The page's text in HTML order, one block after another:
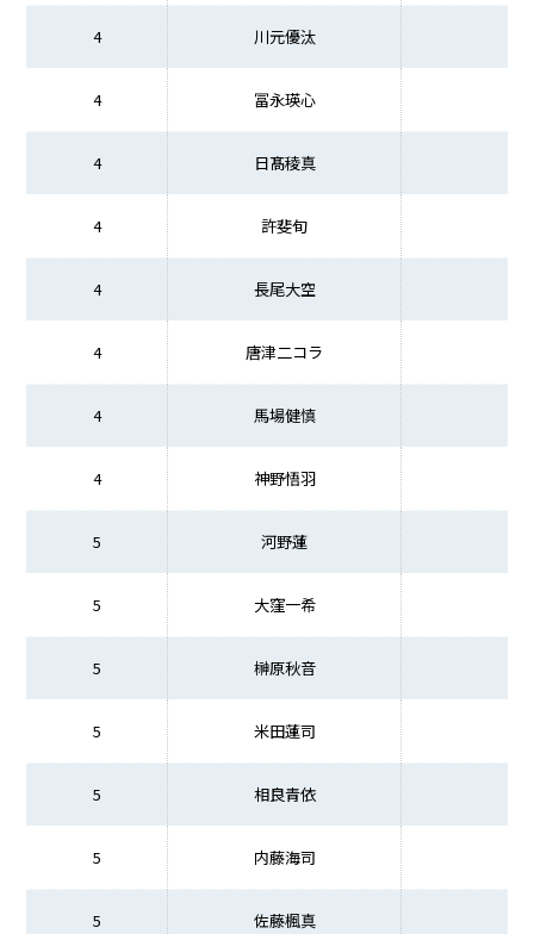
4 川元優汰
4 冨永瑛心
4 日髙稜真
4 許斐旬
4 長尾大空
4 唐津二コラ
4 馬場健慎
4 神野悟羽
5 河野蓮
5 大窪一希
5 榊原秋音
5 米田蓮司
5 相良青依
5 内藤海司
5 佐藤楓真